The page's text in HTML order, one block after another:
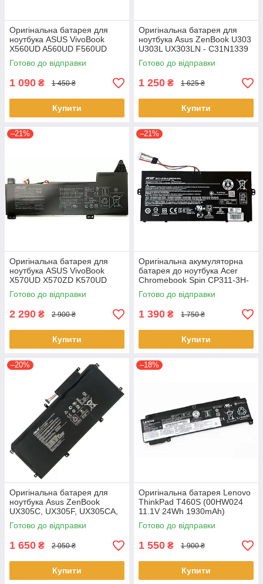
Оригінальна батарея для
ноутбука ASUS VivoBook
X560UD A560UD F560UD
K560UD R562UD - A31N1730
Готово до відправки
1 090 ₴ 1 450 ₴
Купити
Оригінальна батарея для
ноутбука Asus ZenBook U303
U303L UX303LN - C31N1339
(+11.31 V 50Wh) АКБ
Готово до відправки
1 250 ₴ 1 625 ₴
Купити
–21%
Оригінальна батарея для
ноутбука ASUS VivoBook
X570UD X570ZD K570UD
K570ZD R570UD R570ZD
F570UD - B31N1723
Готово до відправки
2 290 ₴ 2 900 ₴
Купити
–21%
Оригінальна акумуляторна
батарея до ноутбука Acer
Chromebook Spin CP311-3H-
K2RJ CP311-2H-C679 CP513-
1HL CP513-1H - AP16L8J
Готово до відправки
1 390 ₴ 1 750 ₴
Купити
–20%
Оригінальна батарея для
ноутбука Asus ZenBook
UX305C, UX305F, UX305CA,
UX305FA - C31N1411 (+11.4 V
45Wh) АКБ
Готово до відправки
1 650 ₴ 2 050 ₴
Купити
–18%
Оригінальна батарея Lenovo
ThinkPad T460S (00HW024
11.1V 24Wh 1930mAh)
Акумулятор, АКБ для
ноутбука
Готово до відправки
1 550 ₴ 1 900 ₴
Купити